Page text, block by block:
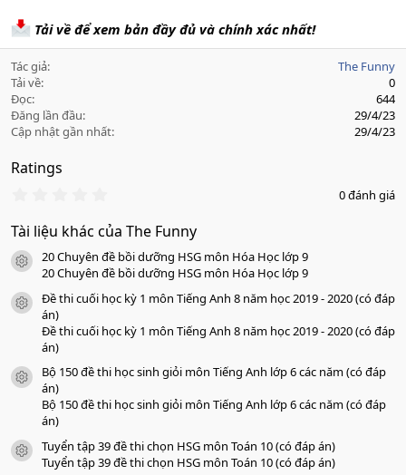
Tải về để xem bản đầy đủ và chính xác nhất!
Tác giả
The Funny
Tải về
0
Đọc
644
Đăng lần đầu
29/4/23
Cập nhật gần nhất
29/4/23
Ratings
0
0
s
a
o
0 đánh giá
Tài liệu khác của The Funny
icon tài liệu
20 Chuyên đề bồi dưỡng HSG môn Hóa Học lớp 9
20 Chuyên đề bồi dưỡng HSG môn Hóa Học lớp 9
icon tài liệu
Đề thi cuối học kỳ 1 môn Tiếng Anh 8 năm học 2019 - 2020 (có đáp
án)
Đề thi cuối học kỳ 1 môn Tiếng Anh 8 năm học 2019 - 2020 (có đáp
án)
icon tài liệu
Bộ 150 đề thi học sinh giỏi môn Tiếng Anh lớp 6 các năm (có đáp
án)
Bộ 150 đề thi học sinh giỏi môn Tiếng Anh lớp 6 các năm (có đáp
án)
icon tài liệu
Tuyển tập 39 đề thi chọn HSG môn Toán 10 (có đáp án)
Tuyển tập 39 đề thi chọn HSG môn Toán 10 (có đáp án)